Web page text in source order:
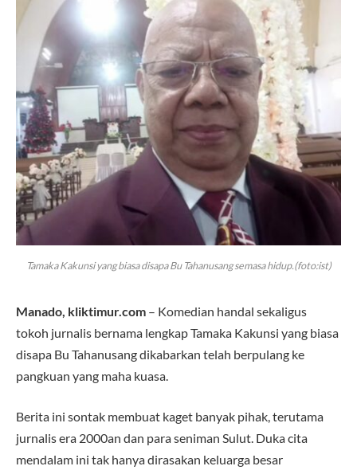
Tamaka Kakunsi yang biasa disapa Bu Tahanusang semasa hidup.(foto:ist)
Manado, kliktimur.com – Komedian handal sekaligus
tokoh jurnalis bernama lengkap Tamaka Kakunsi yang biasa
disapa Bu Tahanusang dikabarkan telah berpulang ke
pangkuan yang maha kuasa.
Berita ini sontak membuat kaget banyak pihak, terutama
jurnalis era 2000an dan para seniman Sulut. Duka cita
mendalam ini tak hanya dirasakan keluarga besar